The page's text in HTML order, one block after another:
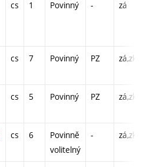
cs 1 Povinný - zá
cs 7 Povinný PZ zá,zk
cs 5 Povinný PZ zá,zk
cs 6
Povinně
volitelný
- zá,zk